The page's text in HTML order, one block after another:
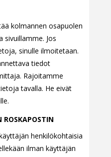
kolmannen osapuolen
Jos
sinulle ilmoitetaan.
tiedot
Rajoitamme
tavalla. He eivät
ROSKAPOSTIN
henkilökohtaisia
ilman käyttäjän